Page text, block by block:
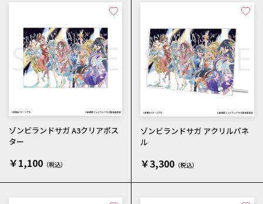
ゾンビランドサガ A3クリアポス
ター
￥1,100
ゾンビランドサガ アクリルパネ
ル
￥3,300